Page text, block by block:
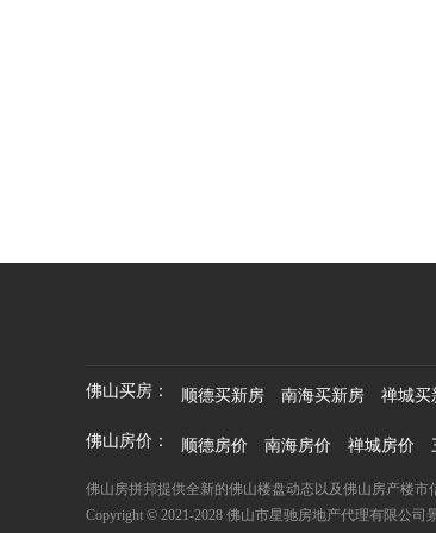
佛山买房： 顺德买新房 南海买新房 禅城买
佛山房价： 顺德房价 南海房价 禅城房价
佛山房拼邦提供全新的佛山楼盘动态以及佛山房产楼
Copyright © 2021-2028 佛山市星驰房地产代理有限公司